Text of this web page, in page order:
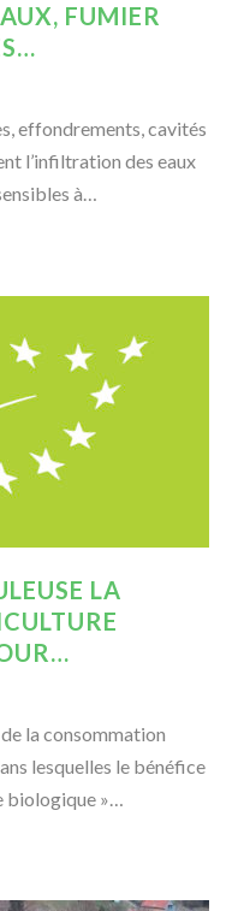
FUMIER
effondrements, cavités
l’infiltration des eaux
à…
LA
la consommation
lesquelles le bénéfice
biologique »…